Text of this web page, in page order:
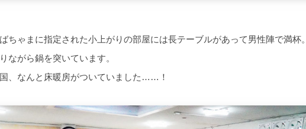
ちゃまに指定された小上がりの部屋には長テーブルがあって男性陣で満杯。
ながら鍋を突いています。
、なんと床暖房がついていました……！